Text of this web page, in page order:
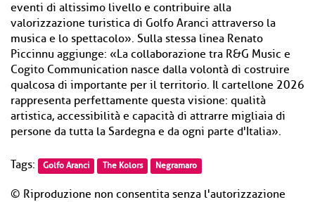
eventi di altissimo livello e contribuire alla
valorizzazione turistica di Golfo Aranci attraverso la
musica e lo spettacolo». Sulla stessa linea Renato
Piccinnu aggiunge: «La collaborazione tra R&G Music e
Cogito Communication nasce dalla volontà di costruire
qualcosa di importante per il territorio. Il cartellone 2026
rappresenta perfettamente questa visione: qualità
artistica, accessibilità e capacità di attrarre migliaia di
persone da tutta la Sardegna e da ogni parte d'Italia».
Tags: Golfo Aranci The Kolors Negramaro
© Riproduzione non consentita senza l'autorizzazione